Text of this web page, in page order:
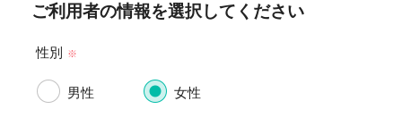
ご利用者の情報を選択してください
性別 ※
男性 女性